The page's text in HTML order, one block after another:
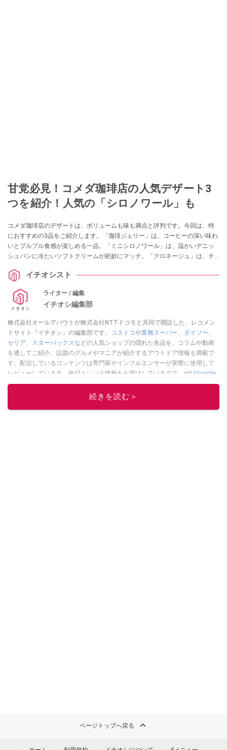
甘党必見！コメダ珈琲店の人気デザート3
つを紹介！人気の「シロノワール」も
コメダ珈琲店のデザートは、ボリュームも味も満点と評判です。今回は、特
におすすめの3品をご紹介します。「珈琲ジェリー」は、コーヒーの深い味わ
いとプルプル食感が楽しめる一品。「ミニシロノワール」は、温かいデニッ
シュパンに冷たいソフトクリームが絶妙にマッチ。「クロネージュ」は、チ
たい逸品ばかり！
イチオシスト
ライター / 編集
イチオシ編集部
株式会社オールアバウトが株式会社NTTドコモと共同で開設した、レコメン
ドサイト『イチオシ』の編集部です。
コストコや業務スーパー、 ダイソー、
セリア、 スターバックスなどの人気ショップの隠れた名品を、コラムや動画
を通してご紹介。話題のグルメやマニアが紹介するアウトドア情報も満載で
す。配信しているコンテンツは専門家やインフルエンサーが実際に使用して
レビューしています。毎日トレンド情報をお届けしているので、ぜひGoogle
ニュースでフォローしてください！
このイチオシストの他の記事を読む
続きを読む＞
ページトップへ戻る